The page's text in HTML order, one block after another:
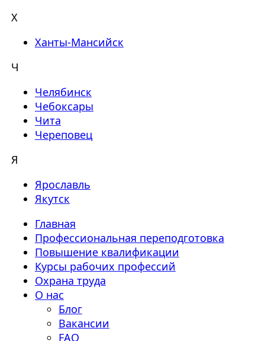
Х
Ханты-Мансийск
Ч
Челябинск
Чебоксары
Чита
Череповец
Я
Ярославль
Якутск
Главная
Профессиональная переподготовка
Повышение квалификации
Курсы рабочих профессий
Охрана труда
О нас
Блог
Вакансии
FAQ